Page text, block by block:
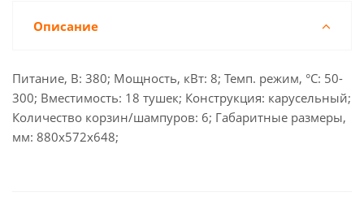
Описание
Питание, В: 380; Мощность, кВт: 8; Темп. режим, °С: 50-
300; Вместимость: 18 тушек; Конструкция: карусельный;
Количество корзин/шампуров: 6; Габаритные размеры,
мм: 880х572х648;